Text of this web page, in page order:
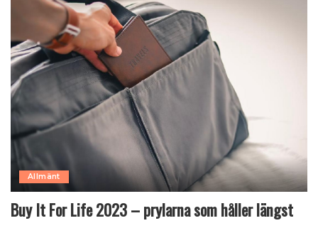
Allmänt
Buy It For Life 2023 – prylarna som håller längst